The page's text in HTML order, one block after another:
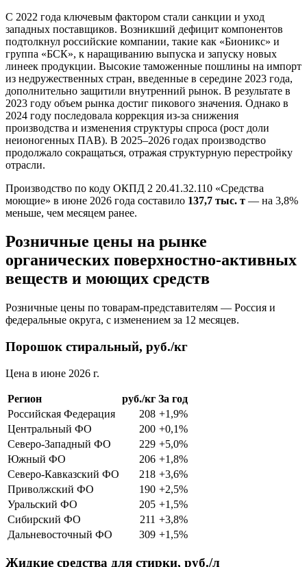
С 2022 года ключевым фактором стали санкции и уход
западных поставщиков. Возникший дефицит компонентов
подтолкнул российские компании, такие как «Бионикс» и
группа «БСК», к наращиванию выпуска и запуску новых
линеек продукции. Высокие таможенные пошлины на импорт
из недружественных стран, введенные в середине 2023 года,
дополнительно защитили внутренний рынок. В результате в
2023 году объем рынка достиг пикового значения. Однако в
2024 году последовала коррекция из-за снижения
производства и изменения структуры спроса (рост доли
неионогенных ПАВ). В 2025–2026 годах производство
продолжало сокращаться, отражая структурную перестройку
отрасли.
Производство по коду ОКПД 2 20.41.32.110 «Средства
моющие» в июне 2026 года составило 137,7 тыс. т — на 3,8%
меньше, чем месяцем ранее.
Розничные цены на рынке
органических поверхностно-активных
веществ и моющих средств
Розничные цены по товарам-представителям — Россия и
федеральные округа, с изменением за 12 месяцев.
Порошок стиральный, руб./кг
Цена в июне 2026 г.
Регион руб./кг За год
Российская Федерация
208 +1,9%
Центральный ФО
200 +0,1%
Северо-Западный ФО
229 +5,0%
Южный ФО
206 +1,8%
Северо-Кавказский ФО
218 +3,6%
Приволжский ФО
190 +2,5%
Уральский ФО
205 +1,5%
Сибирский ФО
211 +3,8%
Дальневосточный ФО
309 +1,5%
Жидкие средства для стирки, руб./л